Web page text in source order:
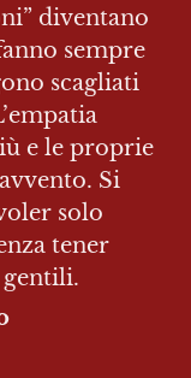
diventano
sempre
scagliati
e le proprie
Si
solo
tener
gentili.